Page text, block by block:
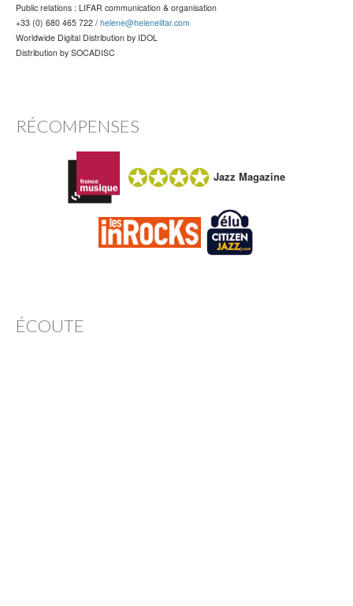
Public relations : LIFAR communication & organisation
+33 (0) 680 465 722 / helene@helenelifar.com
Worldwide Digital Distribution by IDOL
Distribution by SOCADISC
RÉCOMPENSES
Jazz Magazine
ÉCOUTE